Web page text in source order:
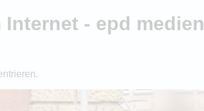
- epd medien